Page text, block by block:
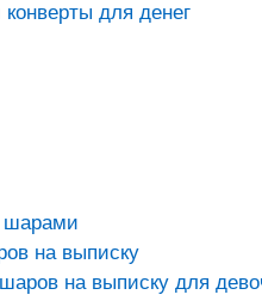
для денег
шарами
на выписку
на выписку для